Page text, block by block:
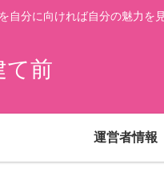
自分に向ければ自分の魅力を
て前
運営者情報